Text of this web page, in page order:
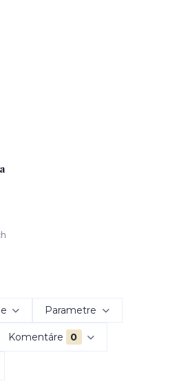
Parametre
Komentáre 0